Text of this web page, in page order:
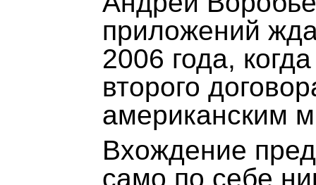
приложений
2006 года,
второго
американским
Вхождение
само по себе